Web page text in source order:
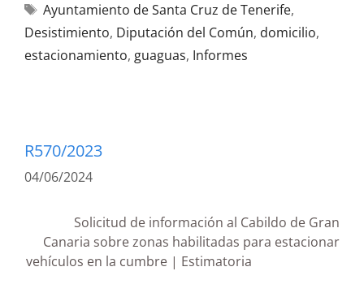
Ayuntamiento de Santa Cruz de Tenerife,
Desistimiento, Diputación del Común, domicilio,
estacionamiento, guaguas, Informes
R570/2023
04/06/2024
Solicitud de información al Cabildo de Gran
Canaria sobre zonas habilitadas para estacionar
vehículos en la cumbre | Estimatoria